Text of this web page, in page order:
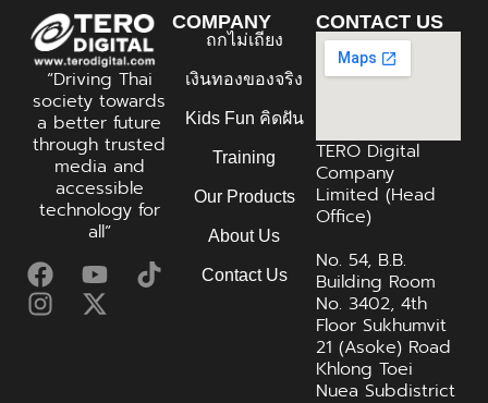
“Driving Thai
society towards
a better future
through trusted
media and
accessible
technology for
all”
COMPANY
ถกไม่เถียง
เงินทองของจริง
Kids Fun คิดฝัน
Training
Our Products
About Us
Contact Us
CONTACT US
TERO Digital
Company
Limited (Head
Office)
No. 54, B.B.
Building Room
No. 3402, 4th
Floor Sukhumvit
21 (Asoke) Road
Khlong Toei
Nuea Subdistrict